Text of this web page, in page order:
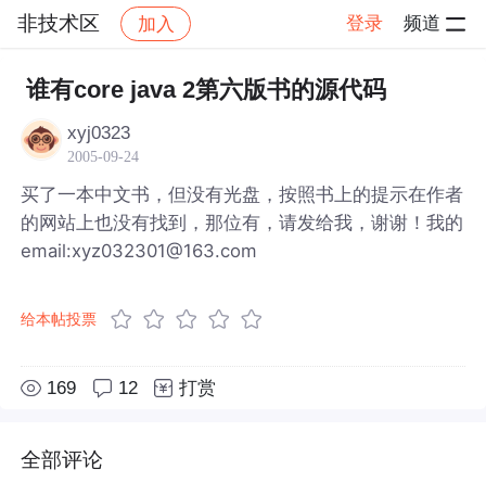
非技术区 加入 登录 频道
社区 非技术区 帖子详情
谁有core java 2第六版书的源代码
xyj0323
2005-09-24
买了一本中文书，但没有光盘，按照书上的提示在作者
的网站上也没有找到，那位有，请发给我，谢谢！我的
email:xyz032301@163.com
给本帖投票
169 12 打赏
全部评论